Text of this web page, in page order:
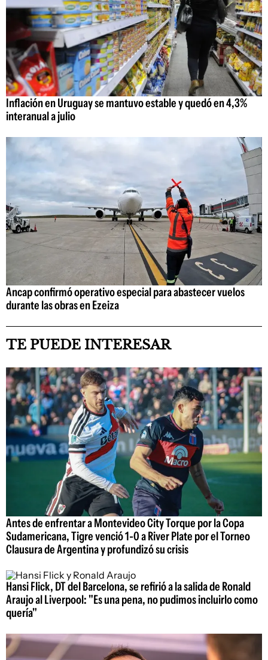
Inflación en Uruguay se mantuvo estable y quedó en 4,3%
interanual a julio
Ancap confirmó operativo especial para abastecer vuelos
durante las obras en Ezeiza
TE PUEDE INTERESAR
Antes de enfrentar a Montevideo City Torque por la Copa
Sudamericana, Tigre venció 1-0 a River Plate por el Torneo
Clausura de Argentina y profundizó su crisis
Hansi Flick, DT del Barcelona, se refirió a la salida de Ronald
Araujo al Liverpool: "Es una pena, no pudimos incluirlo como
quería"